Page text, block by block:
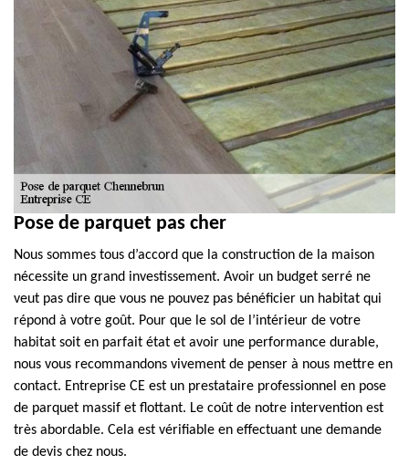
Pose de parquet pas cher
Nous sommes tous d’accord que la construction de la maison
nécessite un grand investissement. Avoir un budget serré ne
veut pas dire que vous ne pouvez pas bénéficier un habitat qui
répond à votre goût. Pour que le sol de l’intérieur de votre
habitat soit en parfait état et avoir une performance durable,
nous vous recommandons vivement de penser à nous mettre en
contact. Entreprise CE est un prestataire professionnel en pose
de parquet massif et flottant. Le coût de notre intervention est
très abordable. Cela est vérifiable en effectuant une demande
de devis chez nous.